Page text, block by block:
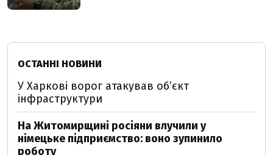
ОСТАННІ НОВИНИ
У Харкові ворог атакував обʼєкт
інфраструктури
На Житомирщині росіяни влучили у
німецьке підприємство: воно зупинило
роботу